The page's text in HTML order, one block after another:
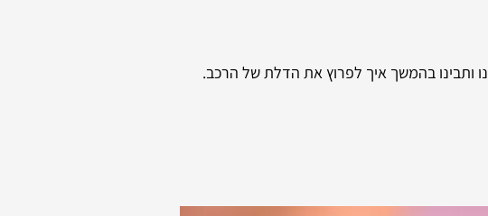
ותבינו בהמשך איך לפרוץ את הדלת של הרכב.